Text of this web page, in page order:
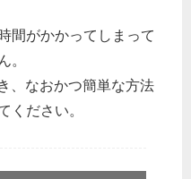
間がかかってしまって
。
、なおかつ簡単な方法
ください。